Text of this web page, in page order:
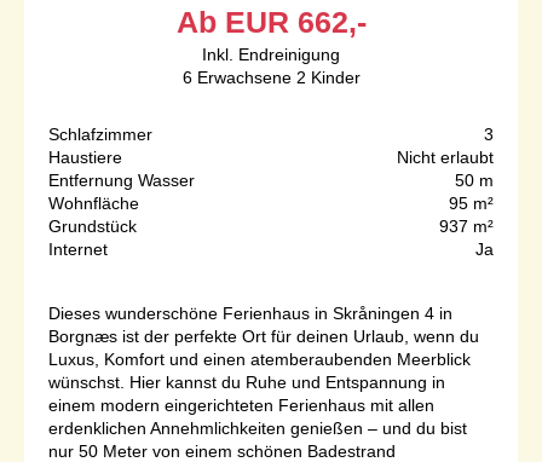
Ab EUR 662,-
Inkl. Endreinigung
6 Erwachsene 2 Kinder
Schlafzimmer
3
Haustiere
Nicht erlaubt
Entfernung Wasser
50 m
Wohnfläche
95 m²
Grundstück
937 m²
Internet
Ja
Dieses wunderschöne Ferienhaus in Skråningen 4 in
Borgnæs ist der perfekte Ort für deinen Urlaub, wenn du
Luxus, Komfort und einen atemberaubenden Meerblick
wünschst. Hier kannst du Ruhe und Entspannung in
einem modern eingerichteten Ferienhaus mit allen
erdenklichen Annehmlichkeiten genießen – und du bist
nur 50 Meter von einem schönen Badestrand